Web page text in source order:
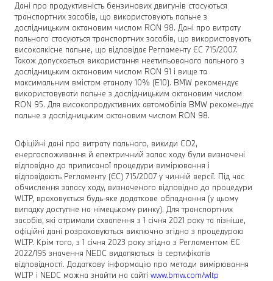
Дані про продуктивність бензинових двигунів стосуються
транспортних засобів, що використовують пальне з
дослідницьким октановим числом RON 98. Дані про витрату
пального стосуються транспортних засобів, що використовують
високоякісне пальне, що відповідає Регламенту ЄС 715/2007.
Також допускається використання неетильованого пального з
дослідницьким октановим числом RON 91 і вище та
максимальним вмістом етанолу 10% (E10). BMW рекомендує
використовувати пальне з дослідницьким октановим числом
RON 95. Для високопродуктивних автомобілів BMW рекомендує
пальне з дослідницьким октановим числом RON 98.
Офіційні дані про витрату пального, викиди CO2,
енергоспоживання й електричний запас ходу були визначені
відповідно до приписаної процедури вимірювання і
відповідають Регламенту (ЄС) 715/2007 у чинній версії. Під час
обчислення запасу ходу, визначеного відповідно до процедури
WLTP, враховується будь-яке додаткове обладнання (у цьому
випадку доступне на німецькому ринку). Для транспортних
засобів, які отримали схвалення з 1 січня 2021 року та пізніше,
офіційні дані розраховуються виключно згідно з процедурою
WLTP. Крім того, з 1 січня 2023 року згідно з Регламентом ЄС
2022/195 значення NEDC видаляються із сертифікатів
відповідності. Додаткову інформацію про методи вимірювання
WLTP і NEDC можна знайти на сайті www.bmw.com/wltp